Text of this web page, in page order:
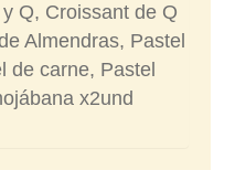
Q, Croissant de Q
Almendras, Pastel
de carne, Pastel
x2und